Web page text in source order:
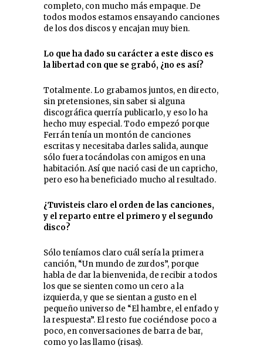
completo, con mucho más empaque. De
todos modos estamos ensayando canciones
de los dos discos y encajan muy bien.
Lo que ha dado su carácter a este disco es
la libertad con que se grabó, ¿no es así?
Totalmente. Lo grabamos juntos, en directo,
sin pretensiones, sin saber si alguna
discográfica querría publicarlo, y eso lo ha
hecho muy especial. Todo empezó porque
Ferrán tenía un montón de canciones
escritas y necesitaba darles salida, aunque
sólo fuera tocándolas con amigos en una
habitación. Así que nació casi de un capricho,
pero eso ha beneficiado mucho al resultado.
¿Tuvisteis claro el orden de las canciones,
y el reparto entre el primero y el segundo
disco?
Sólo teníamos claro cuál sería la primera
canción, “Un mundo de zurdos”, porque
habla de dar la bienvenida, de recibir a todos
los que se sienten como un cero a la
izquierda, y que se sientan a gusto en el
pequeño universo de “El hambre, el enfado y
la respuesta”. El resto fue cociéndose poco a
poco, en conversaciones de barra de bar,
como yo las llamo (risas).